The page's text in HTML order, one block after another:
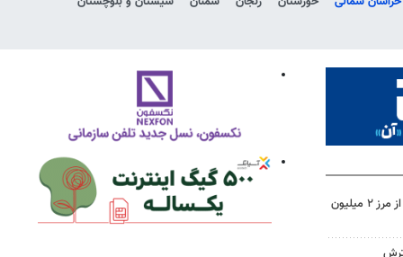
تردد زائران اربعین در خوزستان از مرز ۲ میلیون